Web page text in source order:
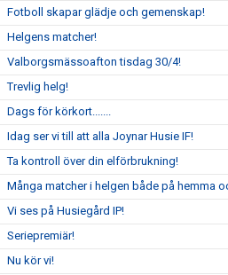
Fotboll skapar glädje och gemenskap!
Helgens matcher!
Valborgsmässoafton tisdag 30/4!
Trevlig helg!
Dags för körkort.......
Idag ser vi till att alla Joynar Husie IF!
Ta kontroll över din elförbrukning!
Många matcher i helgen både på hemma
Vi ses på Husiegård IP!
Seriepremiär!
Nu kör vi!